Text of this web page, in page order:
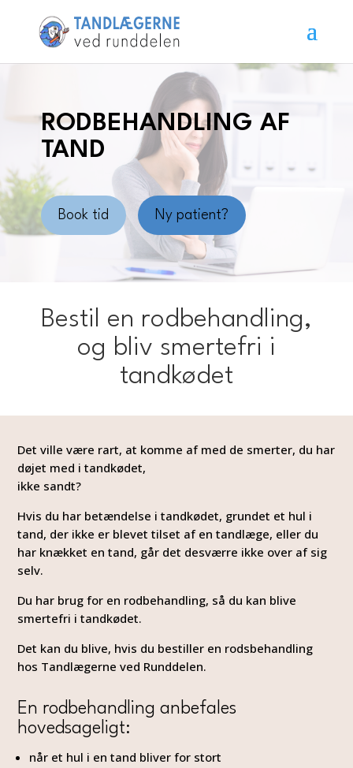
RODBEHANDLING AF
TAND
Book tid Ny patient?
Bestil en rodbehandling,
og bliv smertefri i
tandkødet
Det ville være rart, at komme af med de smerter, du har
døjet med i tandkødet,
ikke sandt?
Hvis du har betændelse i tandkødet, grundet et hul i
tand, der ikke er blevet tilset af en tandlæge, eller du
har knækket en tand, går det desværre ikke over af sig
selv.
Du har brug for en rodbehandling, så du kan blive
smertefri i tandkødet.
Det kan du blive, hvis du bestiller en rodsbehandling
hos Tandlægerne ved Runddelen.
En rodbehandling anbefales
hovedsageligt:
når et hul i en tand bliver for stort